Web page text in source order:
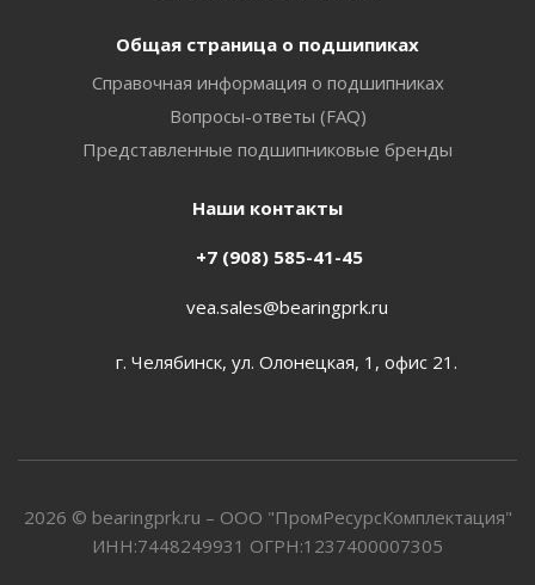
Общая страница о подшипиках
Справочная информация о подшипниках
Вопросы-ответы (FAQ)
Представленные подшипниковые бренды
Наши контакты
+7 (908) 585-41-45
vea.sales@bearingprk.ru
г. Челябинск, ул. Олонецкая, 1, офис 21.
2026 © bearingprk.ru – ООО "ПромРесурсКомплектация"
ИНН:7448249931 ОГРН:1237400007305